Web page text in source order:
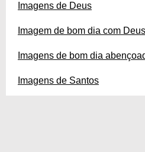
Imagens de Deus
Imagem de bom dia com Deus
Imagens de bom dia
Imagens de Santos